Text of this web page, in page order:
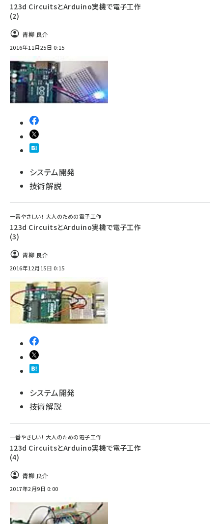
123d CircuitsとArduino実機で電子工作
(2)
青柳 良介
2016年11月25日 0:15
システム開発
技術解説
一番やさしい！ 大人のための電子工作
123d CircuitsとArduino実機で電子工作
(3)
青柳 良介
2016年12月15日 0:15
システム開発
技術解説
一番やさしい！ 大人のための電子工作
123d CircuitsとArduino実機で電子工作
(4)
青柳 良介
2017年2月9日 0:00